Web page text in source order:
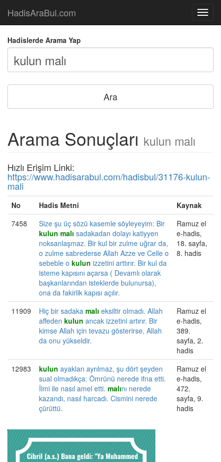
Açılır
Menü
HadisAraBul.com
Hadislerde Arama Yap
Arama Sonuçları kulun malı
Hızlı Erişim Linki:
https://www.hadisarabul.com/hadisbul/31176-kulun-
mali
No Hadis Metni
Kaynak
7458
Size şu üç sözü kasemle söyleyeyim: Bir
kulun malı sadakadan dolayı katiyyen
noksanlaşmaz. Bir kul bir zulme uğrar da,
o zulme sabrederse Allah Azze ve Celle o
sebeble o kulun izzetini arttırır. Bir kul da
isteme kapısını açarsa ( Devamlı olarak
başkanlarından isteklerde bulunursa),
ona da fakirlik kapısı açılır.
Ramuz el
e-hadis,
18. sayfa,
8. hadis
11909 Hiç bir sadaka malı eksiltir olmadı. Allah
affeden kulun ancak izzetini artırır. Bir
kimse Allah için tevazu gösterirse, Allah
da onu yükseldir.
Ramuz el
e-hadis,
389.
sayfa, 2.
hadis
12983
kulun ayakları ayrılmaz, şu dört şeyden
sual olmadıkça: Ömrünü nerede ifna etti.
İlmi ile nasıl amel etti. malını nerede
kazandı, nasıl harcadı. Cismini nerede
çürüttü.
Ramuz el
e-hadis,
472.
sayfa, 9.
hadis